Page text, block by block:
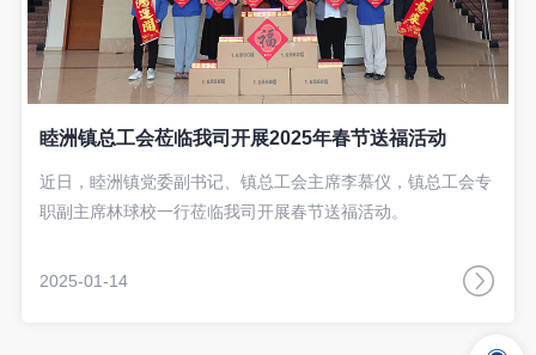
睦洲镇总工会莅临我司开展2025年春节送福活动
近日，睦洲镇党委副书记、镇总工会主席李慕仪，镇总工会专
职副主席林球校一行莅临我司开展春节送福活动。
2025-01-14